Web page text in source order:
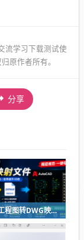
流学习下载测试使
原作者所有。
分享
SolidWorks工程图转DWG映射文件制作方法